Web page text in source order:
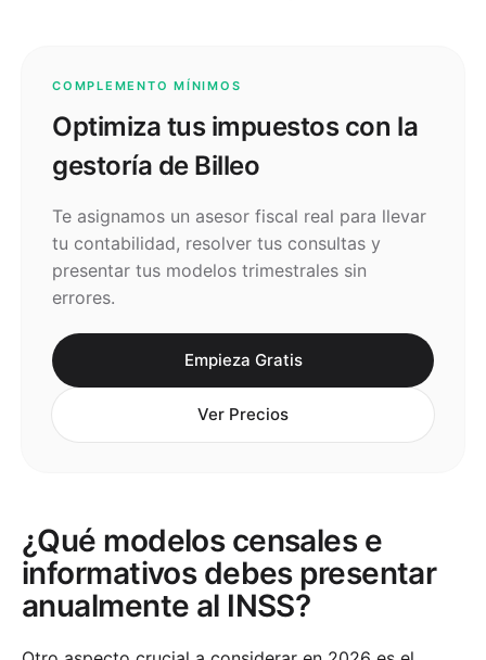
COMPLEMENTO MÍNIMOS
Optimiza tus impuestos con la
gestoría de Billeo
Te asignamos un asesor fiscal real para llevar
tu contabilidad, resolver tus consultas y
presentar tus modelos trimestrales sin
errores.
Empieza Gratis
Ver Precios
¿Qué modelos censales e
informativos debes presentar
anualmente al INSS?